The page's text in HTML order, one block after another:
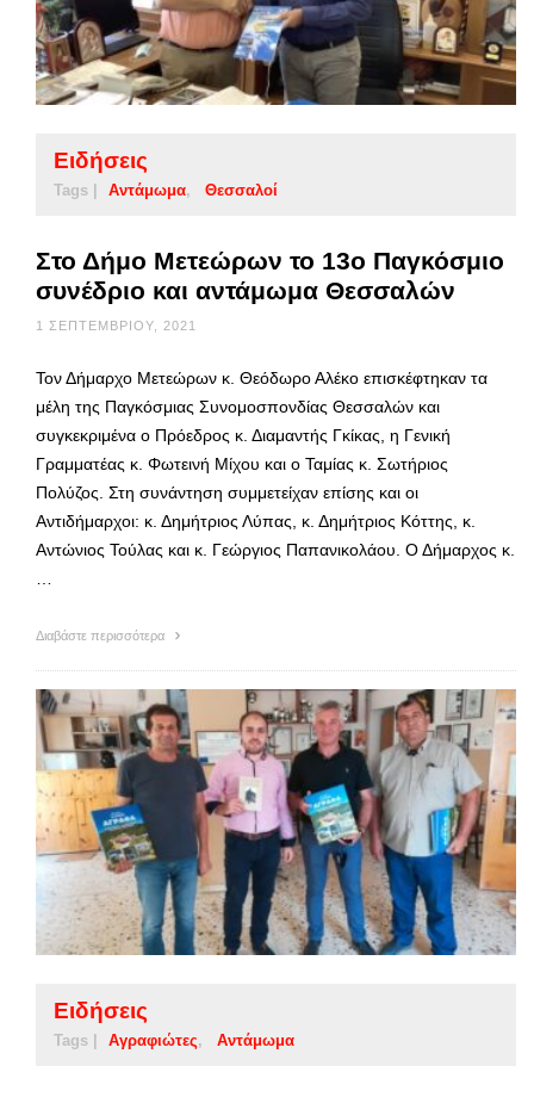
Ειδήσεις
Tags | Αντάμωμα Θεσσαλοί
Στο Δήμο Μετεώρων το 13ο Παγκόσμιο
συνέδριο και αντάμωμα Θεσσαλών
1 ΣΕΠΤΕΜΒΡΊΟΥ, 2021
Τον Δήμαρχο Μετεώρων κ. Θεόδωρο Αλέκο επισκέφτηκαν τα
μέλη της Παγκόσμιας Συνομοσπονδίας Θεσσαλών και
συγκεκριμένα ο Πρόεδρος κ. Διαμαντής Γκίκας, η Γενική
Γραμματέας κ. Φωτεινή Μίχου και ο Ταμίας κ. Σωτήριος
Πολύζος. Στη συνάντηση συμμετείχαν επίσης και οι
Αντιδήμαρχοι: κ. Δημήτριος Λύπας, κ. Δημήτριος Κόττης, κ.
Αντώνιος Τούλας και κ. Γεώργιος Παπανικολάου. Ο Δήμαρχος κ.
Διαβάστε περισσότερα
Ειδήσεις
Tags | Αγραφιώτες Αντάμωμα